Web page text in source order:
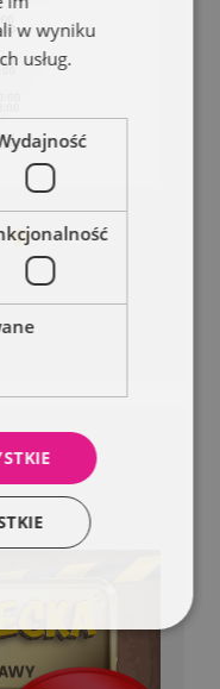
w wyniku
usług.